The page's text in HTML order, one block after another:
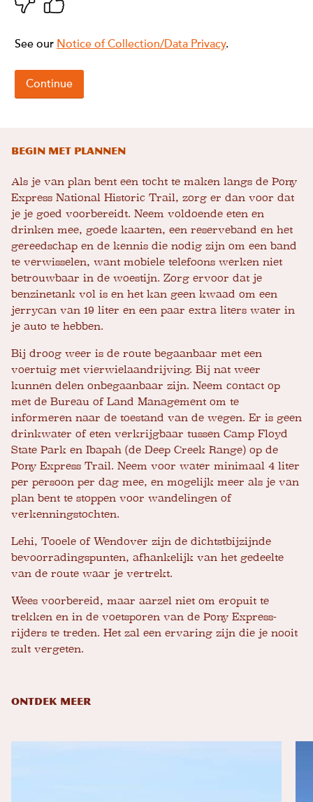
Begin met plannen
Als je van plan bent een tocht te maken langs de Pony
Express National Historic Trail, zorg er dan voor dat
je je goed voorbereidt. Neem voldoende eten en
drinken mee, goede kaarten, een reserveband en het
gereedschap en de kennis die nodig zijn om een ​​band
te verwisselen, want mobiele telefoons werken niet
betrouwbaar in de woestijn. Zorg ervoor dat je
benzinetank vol is en het kan geen kwaad om een ​​
jerrycan van 19 liter en een paar extra liters water in
je auto te hebben.
Bij droog weer is de route begaanbaar met een
voertuig met vierwielaandrijving. Bij nat weer
kunnen delen onbegaanbaar zijn. Neem contact op
met de Bureau of Land Management om te
informeren naar de toestand van de wegen. Er is geen
drinkwater of eten verkrijgbaar tussen Camp Floyd
State Park en Ibapah (de Deep Creek Range) op de
Pony Express Trail. Neem voor water minimaal 4 liter
per persoon per dag mee, en mogelijk meer als je van
plan bent te stoppen voor wandelingen of
verkenningstochten.
Lehi, Tooele of Wendover zijn de dichtstbijzijnde
bevoorradingspunten, afhankelijk van het gedeelte
van de route waar je vertrekt.
Wees voorbereid, maar aarzel niet om eropuit te
trekken en in de voetsporen van de Pony Express-
rijders te treden. Het zal een ervaring zijn die je nooit
zult vergeten.
ONTDEK MEER